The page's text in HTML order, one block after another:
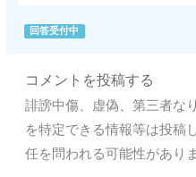
回答受付中
コメントを投稿する
誹謗中傷、虚偽、第三者な
を特定できる情報等は投稿
任を問われる可能性がありま